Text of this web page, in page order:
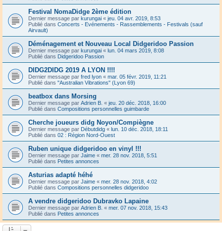
Festival NomaDidge 2ème édition
Dernier message par kurungai « jeu. 04 avr. 2019, 8:53
Publié dans Concerts - Evénements - Rassemblements - Festivals (sauf
Airvault)
Déménagement et Nouveau Local Didgeridoo Passion
Dernier message par kurungai « lun. 04 mars 2019, 8:08
Publié dans Didgeridoo Passion
DIDG2DIDG 2019 A LYON !!!!
Dernier message par fred lyon « mar. 05 févr. 2019, 11:21
Publié dans "Australian Vibrations" (Lyon 69)
beatbox dans Morsing
Dernier message par Adrien B. « jeu. 20 déc. 2018, 16:00
Publié dans Compositions personnelles guimbarde
Cherche joueurs didg Noyon/Compiègne
Dernier message par Débutdidg « lun. 10 déc. 2018, 18:11
Publié dans 02 : Région Nord-Ouest
Ruben unique didgeridoo en vinyl !!!
Dernier message par Jaime « mer. 28 nov. 2018, 5:51
Publié dans Petites annonces
Asturias adapté héhé
Dernier message par Jaime « mer. 28 nov. 2018, 4:02
Publié dans Compositions personnelles didgeridoo
A vendre didgeridoo Dubravko Lapaine
Dernier message par Adrien B. « mer. 07 nov. 2018, 15:43
Publié dans Petites annonces